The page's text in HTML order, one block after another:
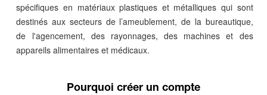
spécifiques en matériaux plastiques et métalliques qui sont
destinés aux secteurs de l’ameublement, de la bureautique,
de l'agencement, des rayonnages, des machines et des
appareils alimentaires et médicaux.
Pourquoi créer un compte